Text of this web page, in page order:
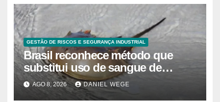
GESTÃO DE RISCOS E SEGURANÇA INDUSTRIAL
Brasil reconhece método que
substitui uso de sangue de
caranguejo-ferradura em testes
farmacêuticos
AGO 8, 2026 DANIEL WEGE